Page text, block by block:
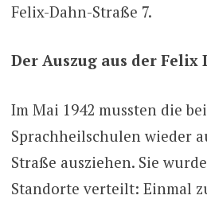
Felix-Dahn-Straße 7.
Der Auszug aus der Felix
Im Mai 1942 mussten die
Sprachheilschulen wieder
Straße ausziehen. Sie
Standorte verteilt: Einmal